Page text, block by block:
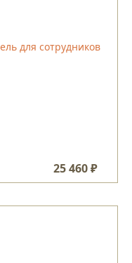
25 460 ₽